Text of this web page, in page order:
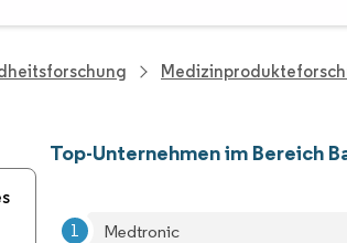
Top-Unternehmen im Bereich
Medtronic